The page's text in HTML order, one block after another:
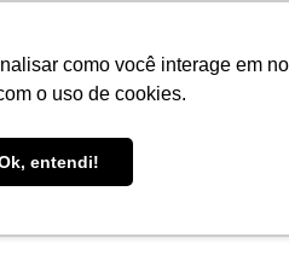
como você interage em
o uso de cookies.
entendi!